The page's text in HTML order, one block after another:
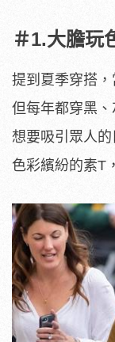
＃1.大膽玩
提到夏季穿搭，
但每年都穿黑、
想要吸引眾人
色彩繽紛的素T